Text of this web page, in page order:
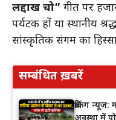
लद्दाख चो” गीत पर
पर्यटक हों या स्थानीय
सांस्कृतिक संगम का
सम्बंधित ख़बरें
ब्रेकिंग